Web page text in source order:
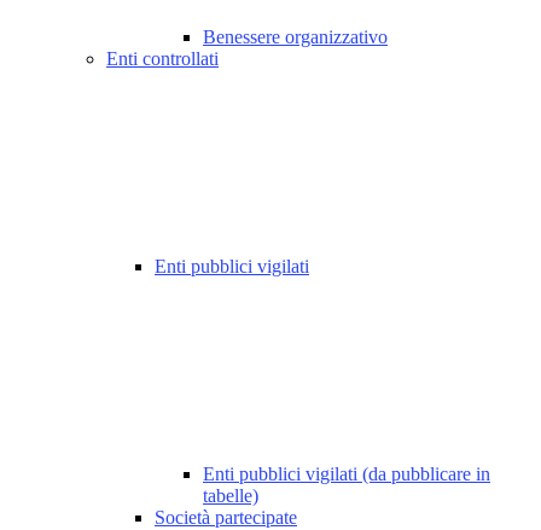
Benessere organizzativo
Enti controllati
Enti pubblici vigilati
Enti pubblici vigilati (da pubblicare in
tabelle)
Società partecipate